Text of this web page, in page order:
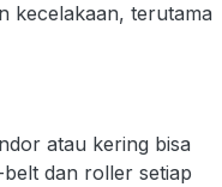
kecelakaan, terutama
atau kering bisa
dan roller setiap